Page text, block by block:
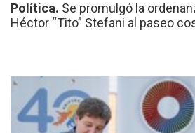
Política. Se promulgó la
Héctor “Tito” Stefani al paseo